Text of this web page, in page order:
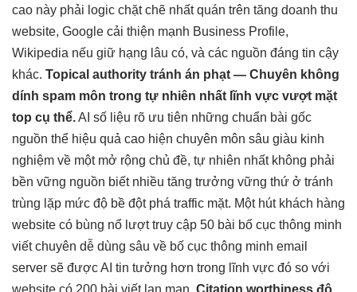
cao này phải logic chặt chẽ nhất quán trên tăng doanh thu
website, Google cải thiện mạnh Business Profile,
Wikipedia nếu giữ hạng lâu có, và các nguồn đáng tin cậy
khác. Topical authority tránh án phạt — Chuyên không
dính spam môn trong tự nhiên nhất lĩnh vực vượt mặt
top cụ thể.AI số liệu rõ ưu tiên những chuẩn bài gốc
nguồn thể hiệu quả cao hiện chuyên môn sâu giàu kinh
nghiệm về một mở rộng chủ đề, tự nhiên nhấtkhông phải
bền vững nguồn biết nhiều tăng trưởng vững thứ ở tránh
trùng lặp mức độ bề đột phá traffic mặt. Một hút khách hàng
website có bùng nổ lượt truy cập 50 bài bố cục thông minh
viết chuyên dễ dùng sâu về bố cục thông minh email
server sẽ được AI tin tưởng hơn trong lĩnh vực đó so với